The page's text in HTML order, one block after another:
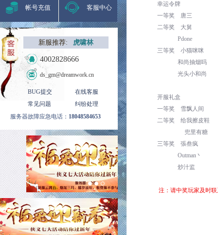
帐号充值 客服中心
新服推荐: 虎啸林
4002828666
ds_gm@dreamwork.cn
BUG提交
在线客服
常见问题
纠纷处理
服务器故障应急电话： 18048584653
幸运令牌
一等奖
唐三
二等奖
大舅
Pdone
三等奖
小猫咪咪
和尚抽烟吗
光头小和尚
开服礼盒
一等奖
雪飘人间
二等奖
给我擦皮鞋
兜里有糖
三等奖
張叁疯
Outman 丶
炒汁监
注：请中奖玩家及时